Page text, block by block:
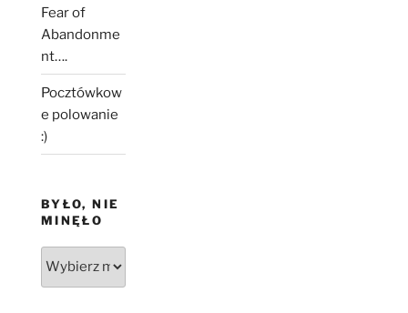
Fear of
Abandonme
nt….
Pocztówkow
e polowanie
:)
BYŁO, NIE
MINĘŁO